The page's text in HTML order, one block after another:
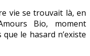
vie se trouvait là, en
Bio, moment
le hasard n’existe